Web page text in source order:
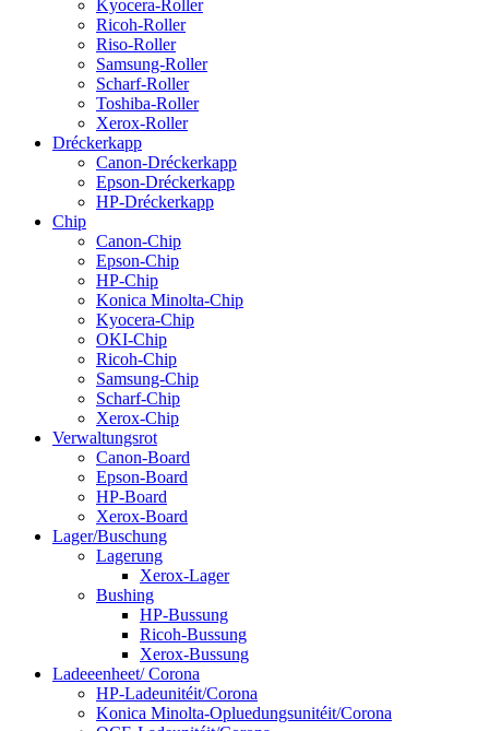
Kyocera-Roller
Ricoh-Roller
Riso-Roller
Samsung-Roller
Scharf-Roller
Toshiba-Roller
Xerox-Roller
Dréckerkapp
Canon-Dréckerkapp
Epson-Dréckerkapp
HP-Dréckerkapp
Chip
Canon-Chip
Epson-Chip
HP-Chip
Konica Minolta-Chip
Kyocera-Chip
OKI-Chip
Ricoh-Chip
Samsung-Chip
Scharf-Chip
Xerox-Chip
Verwaltungsrot
Canon-Board
Epson-Board
HP-Board
Xerox-Board
Lager/Buschung
Lagerung
Xerox-Lager
Bushing
HP-Bussung
Ricoh-Bussung
Xerox-Bussung
Ladeeenheet/ Corona
HP-Ladeunitéit/Corona
Konica Minolta-Opluedungsunitéit/Corona